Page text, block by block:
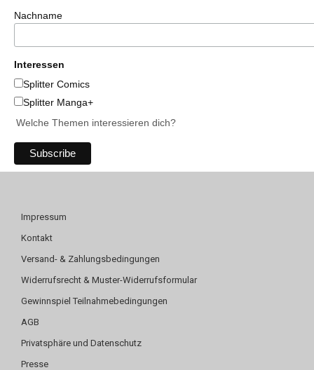
Nachname
Interessen
Splitter Comics
Splitter Manga+
Welche Themen interessieren dich?
Impressum
Kontakt
Versand- & Zahlungsbedingungen
Widerrufsrecht & Muster-Widerrufsformular
Gewinnspiel Teilnahmebedingungen
AGB
Privatsphäre und Datenschutz
Presse